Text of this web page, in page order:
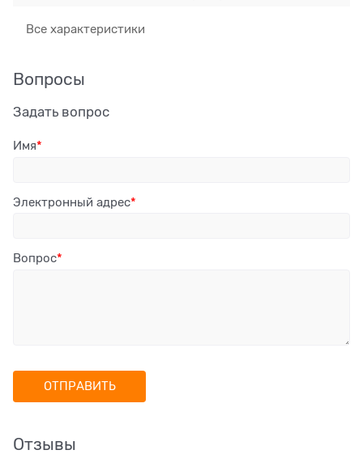
Все характеристики
Вопросы
Задать вопрос
Имя
Электронный адрес
Вопрос
Отзывы